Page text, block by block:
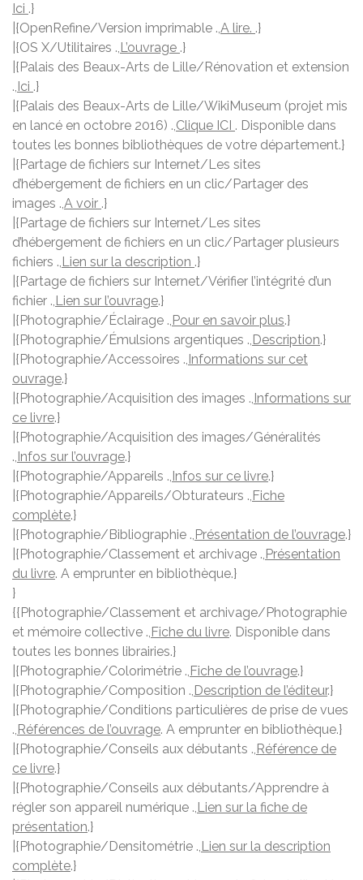
Ici .}
|{OpenRefine/Version imprimable .,A lire. .}
|{OS X/Utilitaires ., L’ouvrage .}
|{Palais des Beaux-Arts de Lille/Rénovation et extension
., Ici .}
|{Palais des Beaux-Arts de Lille/WikiMuseum (projet mis
en lancé en octobre 2016) .,Clique ICI . Disponible dans
toutes les bonnes bibliothèques de votre département.}
|{Partage de fichiers sur Internet/Les sites
d’hébergement de fichiers en un clic/Partager des
images .,A voir .}
|{Partage de fichiers sur Internet/Les sites
d’hébergement de fichiers en un clic/Partager plusieurs
fichiers ., Lien sur la description .}
|{Partage de fichiers sur Internet/Vérifier l’intégrité d’un
fichier ., Lien sur l’ouvrage.}
|{Photographie/Éclairage ., Pour en savoir plus.}
|{Photographie/Émulsions argentiques ., Description.}
|{Photographie/Accessoires ., Informations sur cet
ouvrage.}
|{Photographie/Acquisition des images ., Informations sur
ce livre.}
|{Photographie/Acquisition des images/Généralités
., Infos sur l’ouvrage.}
|{Photographie/Appareils ., Infos sur ce livre.}
|{Photographie/Appareils/Obturateurs ., Fiche
complète.}
|{Photographie/Bibliographie ., Présentation de l’ouvrage.}
|{Photographie/Classement et archivage ., Présentation
du livre. A emprunter en bibliothèque.}
}
{{Photographie/Classement et archivage/Photographie
et mémoire collective ., Fiche du livre. Disponible dans
toutes les bonnes librairies.}
|{Photographie/Colorimétrie ., Fiche de l’ouvrage.}
|{Photographie/Composition ., Description de l’éditeur.}
|{Photographie/Conditions particulières de prise de vues
., Références de l’ouvrage. A emprunter en bibliothèque.}
|{Photographie/Conseils aux débutants ., Référence de
ce livre.}
|{Photographie/Conseils aux débutants/Apprendre à
régler son appareil numérique ., Lien sur la fiche de
présentation.}
|{Photographie/Densitométrie ., Lien sur la description
complète.}